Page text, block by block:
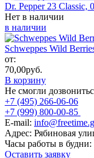
Dr. Pepper 23
Нет в наличии
в наличии
Schweppes Wild
от:
70,00руб.
В корзину
Не смогли
+7 (495) 266-06-06
+7 (999) 800-00-85
E-mail:
Адрес: Рябиновая
Часы работы в будни:
Оставить заявку